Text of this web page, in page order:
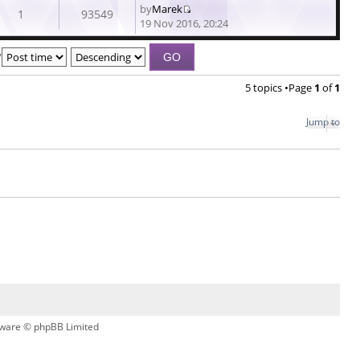
latest
post
1 93549 byMarek
View
the
19 Nov 2016, 20:24
5 topics •Page 1 of1
Jump to
© phpBB Limited